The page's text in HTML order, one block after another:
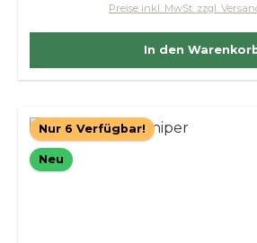
Preise inkl. MwSt. zzgl.
In den
Nur 6 Verfügbar!
Neu